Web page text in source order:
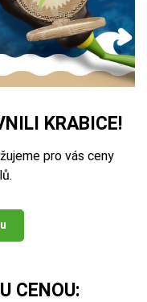
KRABICE!
pro vás ceny
CENOU: